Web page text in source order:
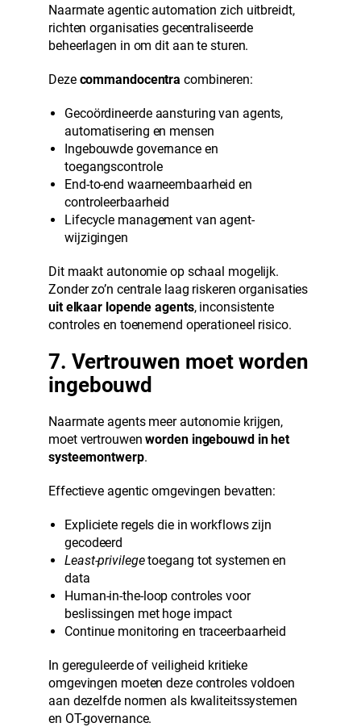
Naarmate agentic automation zich uitbreidt,
richten organisaties gecentraliseerde
beheerlagen in om dit aan te sturen.
Deze commandocentra combineren:
Gecoördineerde aansturing van agents,
automatisering en mensen
Ingebouwde governance en
toegangscontrole
End-to-end waarneembaarheid en
controleerbaarheid
Lifecycle management van agent-
wijzigingen
Dit maakt autonomie op schaal mogelijk.
Zonder zo’n centrale laag riskeren organisaties
uit elkaar lopende agents, inconsistente
controles en toenemend operationeel risico.
7. Vertrouwen moet worden
ingebouwd
Naarmate agents meer autonomie krijgen,
moet vertrouwenworden ingebouwd in het
systeemontwerp.
Effectieve agentic omgevingen bevatten:
Expliciete regels die in workflows zijn
gecodeerd
Least-privilegetoegang tot systemen en
data
Human-in-the-loop controles voor
beslissingen met hoge impact
Continue monitoring en traceerbaarheid
In gereguleerde of veiligheid kritieke
omgevingen moeten deze controles voldoen
aan dezelfde normen als kwaliteitssystemen
en OT-governance.